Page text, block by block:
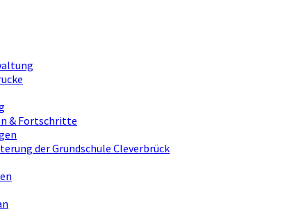
& Fortschritte
der Grundschule Cleverbrück